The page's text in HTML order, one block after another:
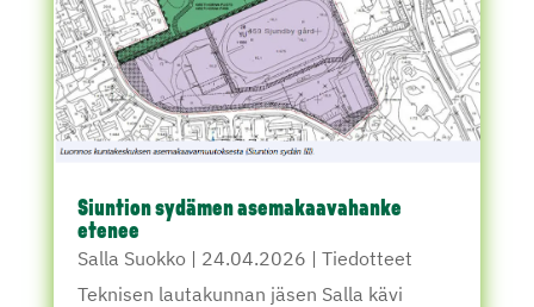
Siuntion sydämen asemakaavahanke
etenee
Salla Suokko| 24.04.2026 | Tiedotteet
Teknisen lautakunnan jäsen Salla kävi